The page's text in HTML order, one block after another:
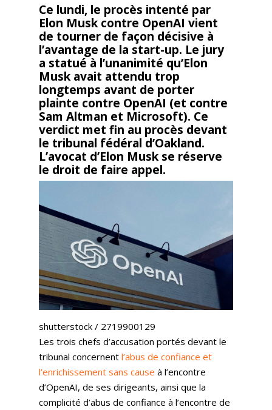
Ce lundi, le procès intenté par
Elon Musk contre OpenAI vient
de tourner de façon décisive à
l’avantage de la start-up. Le jury
a statué à l’unanimité qu’Elon
Musk avait attendu trop
longtemps avant de porter
plainte contre OpenAI (et contre
Sam Altman et Microsoft). Ce
verdict met fin au procès devant
le tribunal fédéral d’Oakland.
L’avocat d’Elon Musk se réserve
le droit de faire appel.
shutterstock / 2719900129
Les trois chefs d’accusation portés devant le
tribunal concernent l’abus de confiance et
l’enrichissement sans cause à l’encontre
d’OpenAI, de ses dirigeants, ainsi que la
complicité d’abus de confiance à l’encontre de